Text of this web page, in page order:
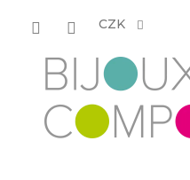
CZK